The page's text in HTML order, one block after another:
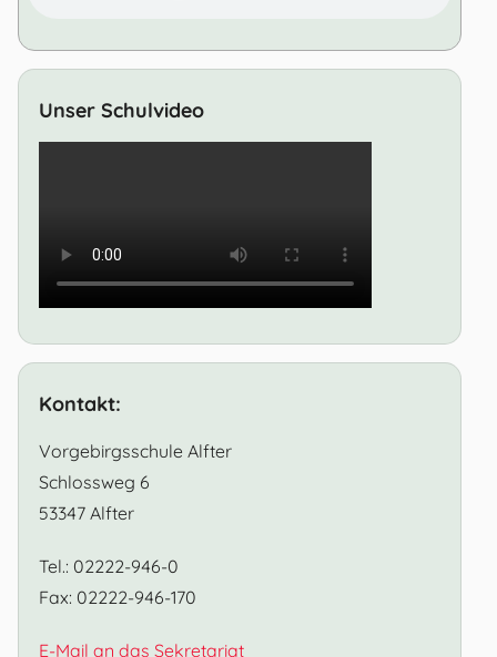
Unser Schulvideo
Kontakt:
Vorgebirgsschule Alfter
Schlossweg 6
53347 Alfter
Tel.: 02222-946-0
Fax: 02222-946-170
E-Mail an das Sekretariat